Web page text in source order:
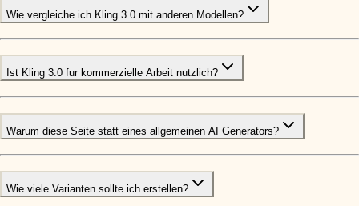
Wie vergleiche ich Kling 3.0 mit anderen Modellen?
Ist Kling 3.0 fur kommerzielle Arbeit nutzlich?
Warum diese Seite statt eines allgemeinen AI Generators?
Wie viele Varianten sollte ich erstellen?